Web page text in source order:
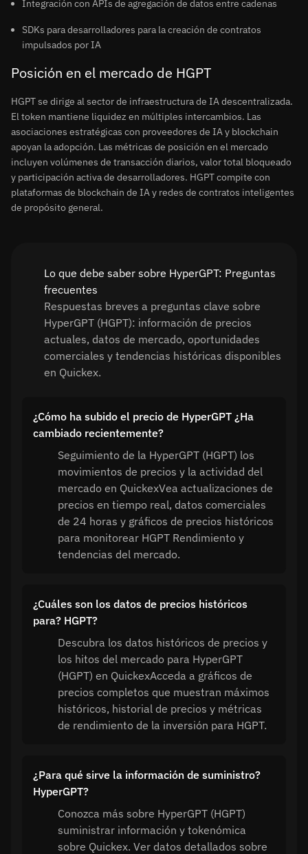
Integración con APIs de agregación de datos entre cadenas
SDKs para desarrolladores para la creación de contratos
impulsados por IA
Posición en el mercado de HGPT
HGPT se dirige al sector de infraestructura de IA descentralizada.
El token mantiene liquidez en múltiples intercambios. Las
asociaciones estratégicas con proveedores de IA y blockchain
apoyan la adopción. Las métricas de posición en el mercado
incluyen volúmenes de transacción diarios, valor total bloqueado
y participación activa de desarrolladores. HGPT compite con
plataformas de blockchain de IA y redes de contratos inteligentes
de propósito general.
Lo que debe saber sobre HyperGPT: Preguntas
frecuentes
Respuestas breves a preguntas clave sobre
HyperGPT (HGPT): información de precios
actuales, datos de mercado, oportunidades
comerciales y tendencias históricas disponibles
en Quickex.
¿Cómo ha subido el precio de HyperGPT ¿Ha
cambiado recientemente?
Seguimiento de la HyperGPT (HGPT) los
movimientos de precios y la actividad del
mercado en QuickexVea actualizaciones de
precios en tiempo real, datos comerciales
de 24 horas y gráficos de precios históricos
para monitorear HGPT Rendimiento y
tendencias del mercado.
¿Cuáles son los datos de precios históricos
para? HGPT?
Descubra los datos históricos de precios y
los hitos del mercado para HyperGPT
(HGPT) en QuickexAcceda a gráficos de
precios completos que muestran máximos
históricos, historial de precios y métricas
de rendimiento de la inversión para HGPT.
¿Para qué sirve la información de suministro?
HyperGPT?
Conozca más sobre HyperGPT (HGPT)
suministrar información y tokenómica
sobre Quickex. Ver datos detallados sobre